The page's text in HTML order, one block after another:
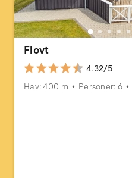
Flovt
4.32/5
Hav: 400 m
Personer: 6